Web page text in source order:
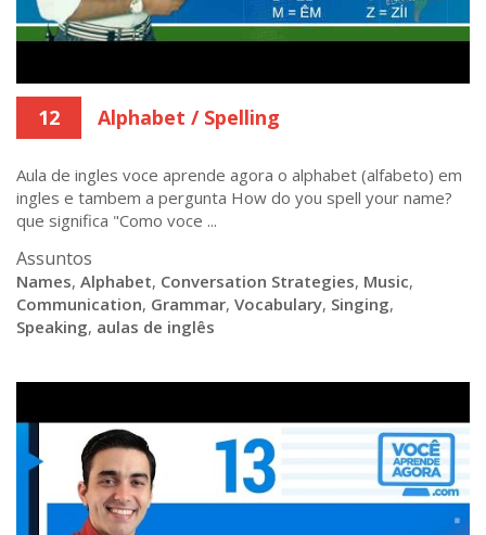
12 Alphabet / Spelling
Aula de ingles voce aprende agora o alphabet (alfabeto) em
ingles e tambem a pergunta How do you spell your name?
que significa "Como voce ...
Assuntos
Names, Alphabet, Conversation Strategies, Music,
Communication, Grammar, Vocabulary, Singing,
Speaking, aulas de inglês